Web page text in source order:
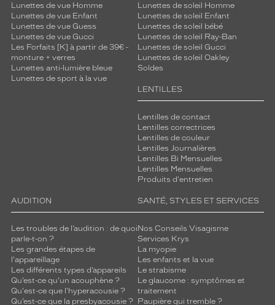
Lunettes de vue Homme
Lunettes de vue Enfant
Lunettes de vue Guess
Lunettes de vue Gucci
Les Forfaits [K] à partir de 39€ -
monture + verres
Lunettes anti-lumière bleue
Lunettes de sport à la vue
Lunettes de soleil Homme
Lunettes de soleil Enfant
Lunettes de soleil bébé
Lunettes de soleil Ray-Ban
Lunettes de soleil Gucci
Lunettes de soleil Oakley
Soldes
LENTILLES
Lentilles de contact
Lentilles correctrices
Lentilles de couleur
Lentilles Journalières
Lentilles Bi Mensuelles
Lentilles Mensuelles
Produits d'entretien
AUDITION
Les troubles de l’audition : de quoi
parle-t-on ?
Les grandes étapes de
l'appareillage
Les différents types d’appareils
Qu’est-ce qu'un acouphène ?
Qu'est-ce que l'hyperacousie ?
Qu’est-ce que la presbyacousie ?
SANTÉ, STYLES ET SERVICES
Nos Conseils Visagisme
Services Krys
La myopie
Les enfants et la vue
Le strabisme
Le glaucome : symptômes et
traitement
Paupière qui tremble ?